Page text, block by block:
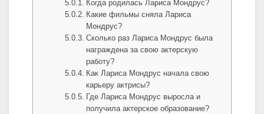
Когда родилась Лариса Мондрус?
Какие фильмы сняла Лариса
Мондрус?
Сколько раз Лариса Мондрус была
награждена за свою актерскую
работу?
Как Лариса Мондрус начала свою
карьеру актрисы?
Где Лариса Мондрус выросла и
получила актерское образование?